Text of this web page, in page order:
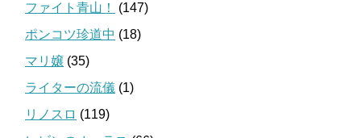
ファイト青山！
(147)
ポンコツ珍道中 (18)
マリ嬢 (35)
ライターの流儀 (1)
リノスロ (119)